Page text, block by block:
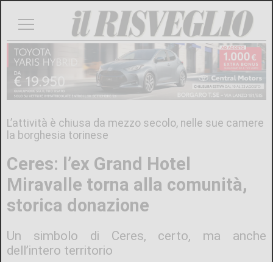
L’attività è chiusa da mezzo secolo, nelle sue camere
la borghesia torinese
Ceres: l’ex Grand Hotel
Miravalle torna alla comunità,
storica donazione
Un simbolo di Ceres, certo, ma anche
dell’intero territorio